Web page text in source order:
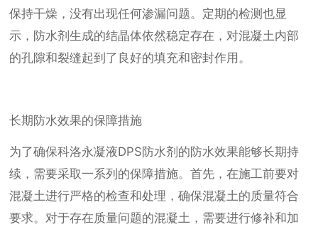
保持干燥，没有出现任何渗漏问题。定期的检测也显
示，防水剂生成的结晶体依然稳定存在，对混凝土内部
的孔隙和裂缝起到了良好的填充和密封作用。
长期防水效果的保障措施
为了确保科洛永凝液DPS防水剂的防水效果能够长期持
续，需要采取一系列的保障措施。首先，在施工前要对
混凝土进行严格的检查和处理，确保混凝土的质量符合
要求。对于存在质量问题的混凝土，需要进行修补和加